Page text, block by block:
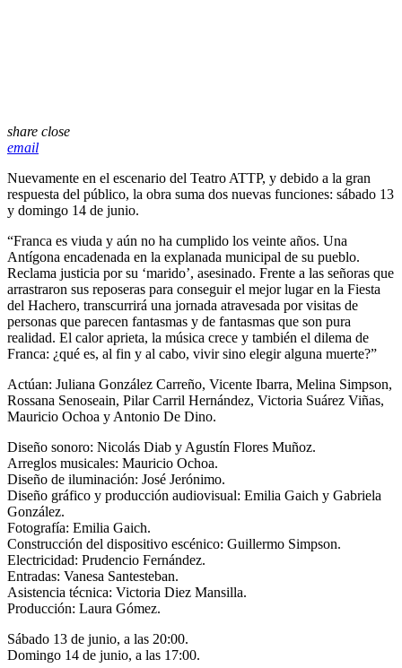
share close
email
Nuevamente en el escenario del Teatro ATTP, y debido a la gran
respuesta del público, la obra suma dos nuevas funciones: sábado 13
y domingo 14 de junio.
“Franca es viuda y aún no ha cumplido los veinte años. Una
Antígona encadenada en la explanada municipal de su pueblo.
Reclama justicia por su ‘marido’, asesinado. Frente a las señoras que
arrastraron sus reposeras para conseguir el mejor lugar en la Fiesta
del Hachero, transcurrirá una jornada atravesada por visitas de
personas que parecen fantasmas y de fantasmas que son pura
realidad. El calor aprieta, la música crece y también el dilema de
Franca: ¿qué es, al fin y al cabo, vivir sino elegir alguna muerte?”
Actúan: Juliana González Carreño, Vicente Ibarra, Melina Simpson,
Rossana Senoseain, Pilar Carril Hernández, Victoria Suárez Viñas,
Mauricio Ochoa y Antonio De Dino.
Diseño sonoro: Nicolás Diab y Agustín Flores Muñoz.
Arreglos musicales: Mauricio Ochoa.
Diseño de iluminación: José Jerónimo.
Diseño gráfico y producción audiovisual: Emilia Gaich y Gabriela
González.
Fotografía: Emilia Gaich.
Construcción del dispositivo escénico: Guillermo Simpson.
Electricidad: Prudencio Fernández.
Entradas: Vanesa Santesteban.
Asistencia técnica: Victoria Diez Mansilla.
Producción: Laura Gómez.
Sábado 13 de junio, a las 20:00.
Domingo 14 de junio, a las 17:00.